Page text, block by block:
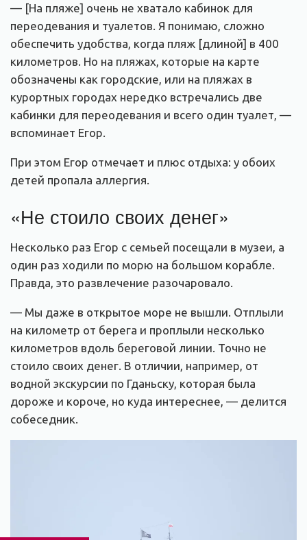
— [На пляже] очень не хватало кабинок для
переодевания и туалетов. Я понимаю, сложно
обеспечить удобства, когда пляж [длиной] в 400
километров. Но на пляжах, которые на карте
обозначены как городские, или на пляжах в
курортных городах нередко встречались две
кабинки для переодевания и всего один туалет, —
вспоминает Егор.
При этом Егор отмечает и плюс отдыха: у обоих
детей пропала аллергия.
«Не стоило своих денег»
Несколько раз Егор с семьей посещали в музеи, а
один раз ходили по морю на большом корабле.
Правда, это развлечение разочаровало.
— Мы даже в открытое море не вышли. Отплыли
на километр от берега и проплыли несколько
километров вдоль береговой линии. Точно не
стоило своих денег. В отличии, например, от
водной экскурсии по Гданьску, которая была
дороже и короче, но куда интереснее, — делится
собеседник.